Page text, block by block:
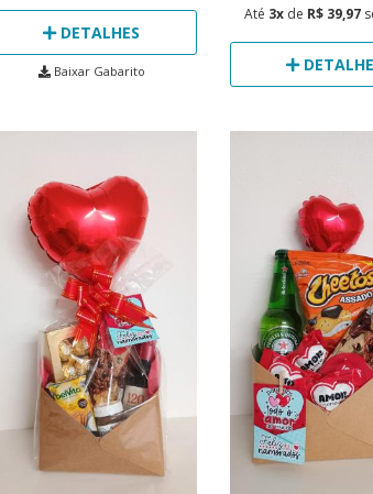
DETALHES
Baixar Gabarito
Até 3xde R$ 39,97